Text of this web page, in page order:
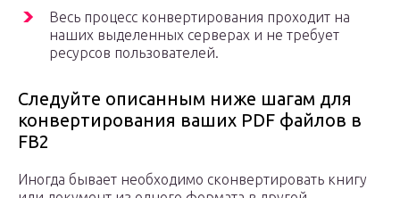
Весь процесс конвертирования проходит на
наших выделенных серверах и не требует
ресурсов пользователей.
Следуйте описанным ниже шагам для
конвертирования ваших PDF файлов в
FB2
Иногда бывает необходимо сконвертировать книгу